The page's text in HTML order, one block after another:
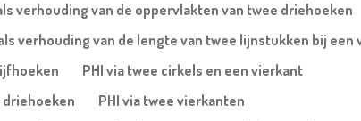
verhouding van de oppervlakten van twee driehoeken
verhouding van de lengte van twee lijnstukken bij een
PHI via twee cirkels en een vierkant
PHI via twee vierkanten